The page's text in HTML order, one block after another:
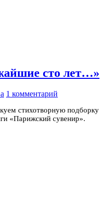
сто лет…»
1 комментарий
стихотворную подборку
«Парижский сувенир».